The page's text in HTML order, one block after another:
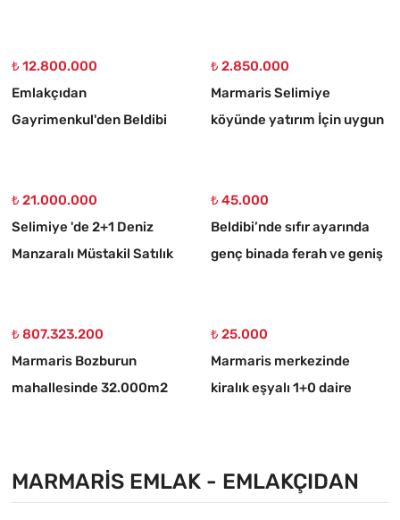
₺ 12.800.000
Emlakçıdan
Gayrimenkul'den Beldibi
₺ 2.850.000
Marmaris Selimiye
köyünde yatırım İçin uygun
₺ 21.000.000
Selimiye 'de 2+1 Deniz
Manzaralı Müstakil Satılık
₺ 45.000
Beldibi’nde sıfır ayarında
genç binada ferah ve geniş
₺ 807.323.200
Marmaris Bozburun
mahallesinde 32.000m2
₺ 25.000
Marmaris merkezinde
kiralık eşyalı 1+0 daire
MARMARIS EMLAK - EMLAKÇIDAN